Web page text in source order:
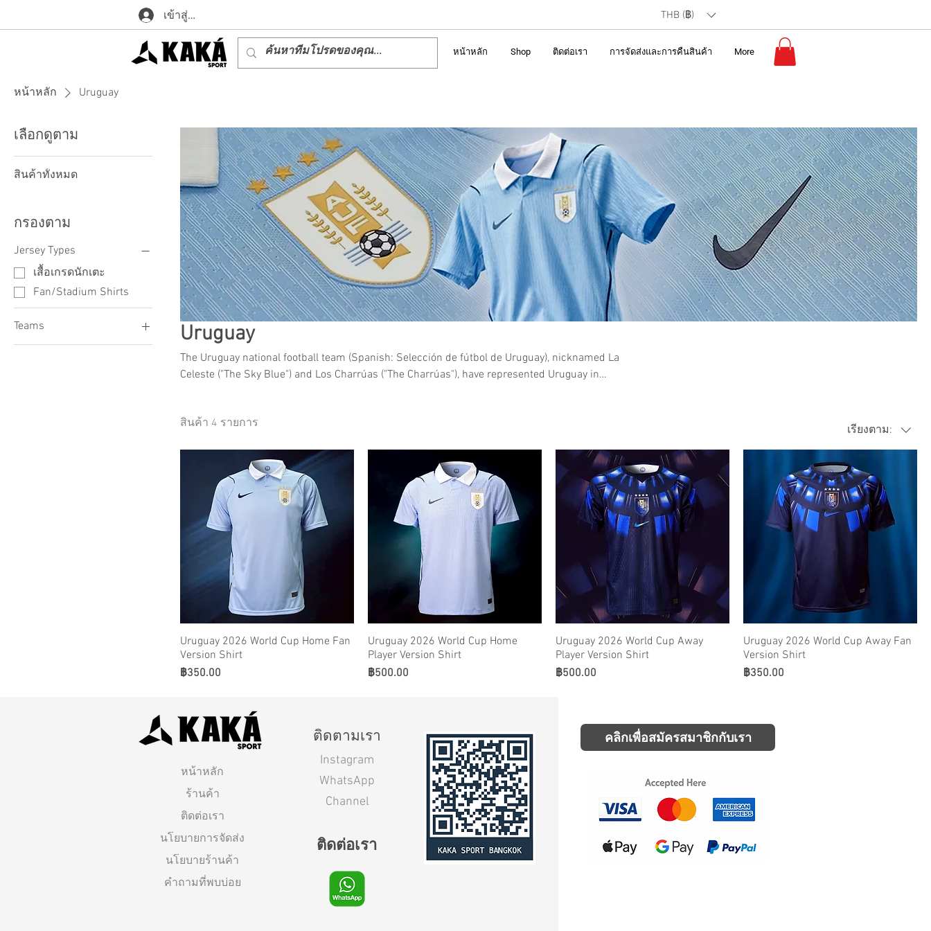
เข้าสู่ระบบ THB (฿)
หน้าหลัก Shop ติดต่อเรา การจัดส่งและการคืนสินค้า More
หน้าหลัก Uruguay
เลือกดูตาม
สินค้าทั้งหมด
กรองตาม
Jersey Types
เสื้อเกรดนักเตะ
Fan/Stadium Shirts
Teams
Uruguay
Uruguay
The Uruguay national football team (Spanish: Selección de fútbol de Uruguay), nicknamed La
Celeste ("The Sky Blue") and Los Charrúas ("The Charrúas"), have represented Uruguay in
สินค้า 4 รายการ
เรียงตาม:
Uruguay 2026 World Cup Home Fan
Version Shirt
ราคา
฿350.00
Uruguay 2026 World Cup Home
Player Version Shirt
ราคา
฿500.00
Uruguay 2026 World Cup Away
Player Version Shirt
ราคา
฿500.00
Uruguay 2026 World Cup Away Fan
Version Shirt
ราคา
฿350.00
หน้าหลัก
ร้านค้า
ติดต่อเรา
นโยบายการจัดส่ง
นโยบายร้านค้า
คำถามที่พบบ่อย
ติดตามเรา
Instagram
WhatsApp
Channel
ติดต่อเรา
คลิกเพื่อสมัครสมาชิกกับเรา